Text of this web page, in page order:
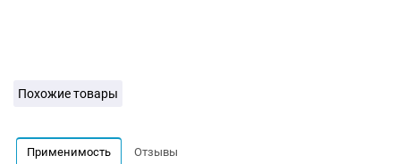
Похожие товары
Применимость Отзывы